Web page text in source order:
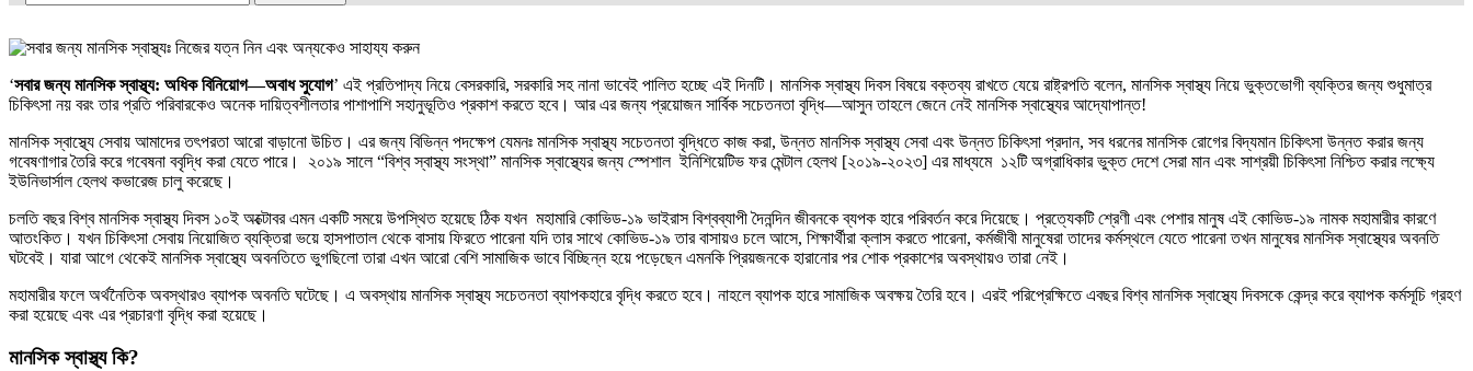
‘সবার জন্য মানসিক স্বাস্থ্য: অধিক বিনিয়োগ—অবাধ সুযোগ’ এই প্রতিপাদ্য নিয়ে বেসরকারি, সরকারি সহ নানা ভাবেই পালিত হচ্ছে এই দিনটি। মানসিক স্বাস্থ্য দিবস বিষয়ে বক্তব্য রাখতে যেয়ে রাষ্ট্রপতি বলেন, মানসিক স্বাস্থ্য নিয়ে ভুক্তভোগী ব্যক্তির জন্য শুধুমাত্র
চিকিৎসা নয় বরং তার প্রতি পরিবারকেও অনেক দায়িত্বশীলতার পাশাপাশি সহানুভূতিও প্রকাশ করতে হবে। আর এর জন্য প্রয়োজন সার্বিক সচেতনতা বৃদ্ধি—আসুন তাহলে জেনে নেই মানসিক স্বাস্থ্যের আদ্যোপান্ত!
মানসিক স্বাস্থ্যে সেবায় আমাদের তৎপরতা আরো বাড়ানো উচিত। এর জন্য বিভিন্ন পদক্ষেপ যেমনঃ মানসিক স্বাস্থ্য সচেতনতা বৃদ্ধিতে কাজ করা, উন্নত মানসিক স্বাস্থ্য সেবা এবং উন্নত চিকিৎসা প্রদান, সব ধরনের মানসিক রোগের বিদ্যমান চিকিৎসা উন্নত করার জন্য
গবেষণাগার তৈরি করে গবেষনা ববৃদ্ধি করা যেতে পারে। ২০১৯ সালে “বিশ্ব স্বাস্থ্য সংস্থা” মানসিক স্বাস্থ্যের জন্য স্পেশাল ইনিশিয়েটিভ ফর মেন্টাল হেলথ [২০১৯-২০২৩] এর মাধ্যমে ১২টি অগ্রাধিকার ভুক্ত দেশে সেরা মান এবং সাশ্রয়ী চিকিৎসা নিশ্চিত করার লক্ষ্যে
ইউনিভার্সাল হেলথ কভারেজ চালু করেছে।
চলতি বছর বিশ্ব মানসিক স্বাস্থ্য দিবস ১০ই অক্টোবর এমন একটি সময়ে উপস্থিত হয়েছে ঠিক যখন মহামারি কোভিড-১৯ ভাইরাস বিশ্বব্যাপী দৈনন্দিন জীবনকে ব্যপক হারে পরিবর্তন করে দিয়েছে। প্রত্যেকটি শ্রেণী এবং পেশার মানুষ এই কোভিড-১৯ নামক মহামারীর কারণে
আতংকিত। যখন চিকিৎসা সেবায় নিয়োজিত ব্যক্তিরা ভয়ে হাসপাতাল থেকে বাসায় ফিরতে পারেনা যদি তার সাথে কোভিড-১৯ তার বাসায়ও চলে আসে, শিক্ষার্থীরা ক্লাস করতে পারেনা, কর্মজীবী মানুষেরা তাদের কর্মস্থলে যেতে পারেনা তখন মানুষের মানসিক স্বাস্থ্যের অবনতি
ঘটবেই। যারা আগে থেকেই মানসিক স্বাস্থ্যে অবনতিতে ভুগছিলো তারা এখন আরো বেশি সামাজিক ভাবে বিচ্ছিন্ন হয়ে পড়েছেন এমনকি প্রিয়জনকে হারানোর পর শোক প্রকাশের অবস্থায়ও তারা নেই।
মহামারীর ফলে অর্থনৈতিক অবস্থারও ব্যাপক অবনতি ঘটেছে। এ অবস্থায় মানসিক স্বাস্থ্য সচেতনতা ব্যাপকহারে বৃদ্ধি করতে হবে। নাহলে ব্যাপক হারে সামাজিক অবক্ষয় তৈরি হবে। এরই পরিপ্রেক্ষিতে এবছর বিশ্ব মানসিক স্বাস্থ্যে দিবসকে কেন্দ্র করে ব্যাপক কর্মসূচি গ্রহণ
করা হয়েছে এবং এর প্রচারণা বৃদ্ধি করা হয়েছে।
মানসিক স্বাস্থ্য কি?